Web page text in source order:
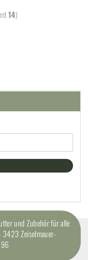
14)
und Zubehör für alle
3423 Zeiselmauer-